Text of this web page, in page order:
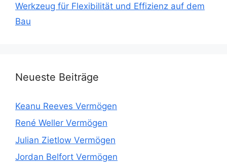
Werkzeug für Flexibilität und Effizienz auf dem
Bau
Neueste Beiträge
Keanu Reeves Vermögen
René Weller Vermögen
Julian Zietlow Vermögen
Jordan Belfort Vermögen